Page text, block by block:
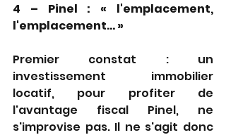
4 – Pinel : « l'emplacement,
l'emplacement... »
Premier constat : un
investissement immobilier
locatif, pour profiter de
l'avantage fiscal Pinel, ne
s'improvise pas. Il ne s'agit donc